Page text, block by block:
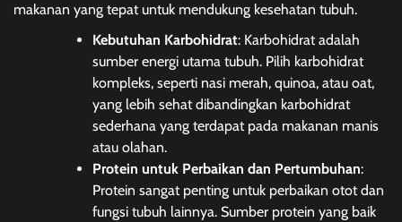
makanan yang tepat untuk mendukung kesehatan tubuh.
Kebutuhan Karbohidrat: Karbohidrat adalah
sumber energi utama tubuh. Pilih karbohidrat
kompleks, seperti nasi merah, quinoa, atau oat,
yang lebih sehat dibandingkan karbohidrat
sederhana yang terdapat pada makanan manis
atau olahan.
Protein untuk Perbaikan dan Pertumbuhan:
Protein sangat penting untuk perbaikan otot dan
fungsi tubuh lainnya. Sumber protein yang baik